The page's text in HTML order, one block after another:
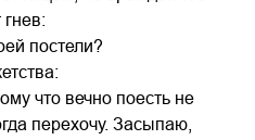
постели?
что вечно поесть не
перехочу. Засыпаю,